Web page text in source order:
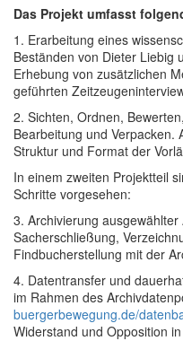
Das Projekt umfasst
1. Erarbeitung eines
Beständen von Dieter Liebig
Erhebung von zusätzlichen
geführten
2. Sichten, Ordnen,
Bearbeitung und Verpacken.
Struktur und Format der
In einem zweiten Projektteil
Schritte vorgesehen:
3. Archivierung ausgewählter
Sacherschließung,
Findbucherstellung mit der
4. Datentransfer und
im Rahmen des
buergerbewegung.de/
Widerstand und Opposition